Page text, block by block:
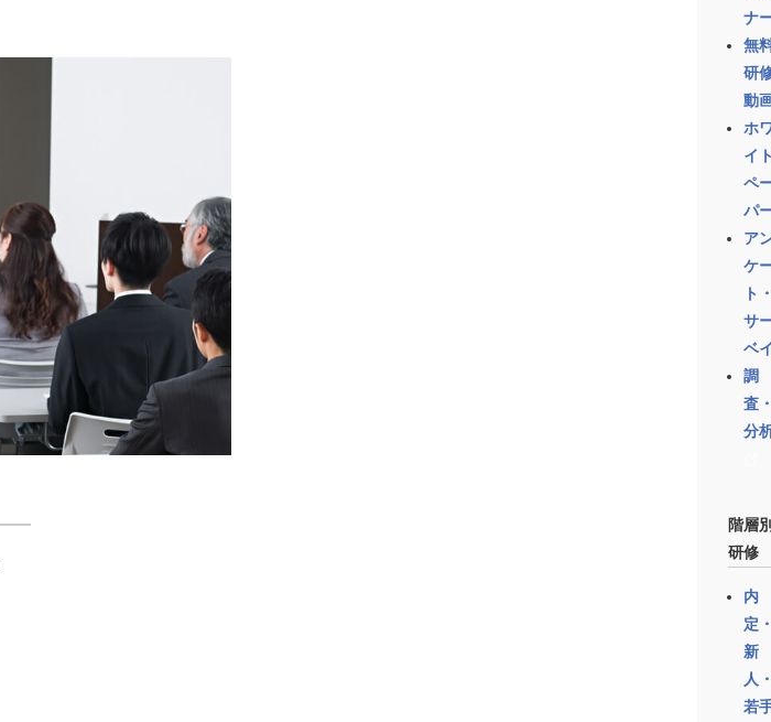
ナ
無
研
動
ホ
イ
ペ
パ
ア
ケ
ト
サ
ベ
調
査
分
階層
研修
内
定
新
人
若